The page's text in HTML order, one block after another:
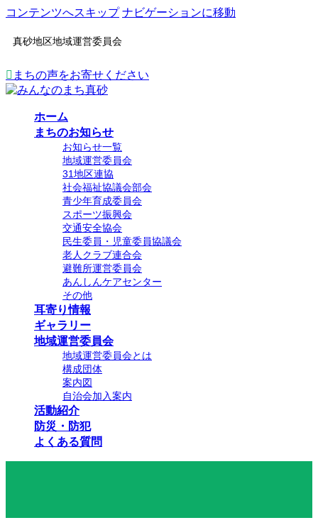
コンテンツへスキップ ナビゲーションに移動
真砂地区地域運営委員会
まちの声をお寄せください
ホーム
まちのお知らせ
お知らせ一覧
地域運営委員会
31地区連協
社会福祉協議会部会
青少年育成委員会
スポーツ振興会
交通安全協会
民生委員・児童委員協議会
老人クラブ連合会
避難所運営委員会
あんしんケアセンター
その他
耳寄り情報
ギャラリー
地域運営委員会
地域運営委員会とは
構成団体
案内図
自治会加入案内
活動紹介
防災・防犯
よくある質問